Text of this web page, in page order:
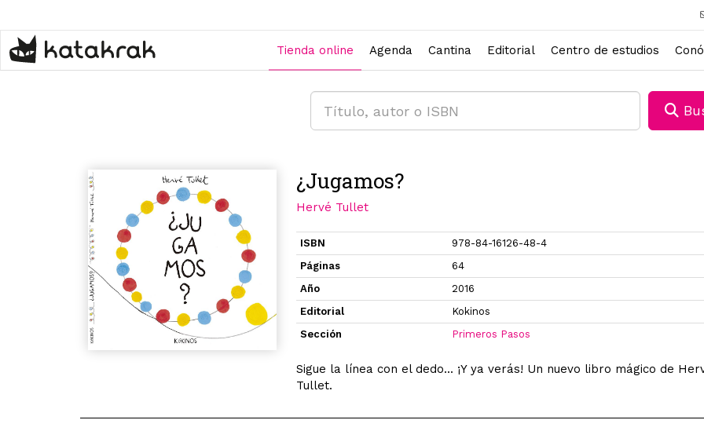
contenido
principal
Tienda online Agenda Cantina Editorial Centro de estudios
¿Jugamos?
Hervé Tullet
ISBN
978-84-16126-48-4
Páginas
64
Año
2016
Editorial
Kokinos
Sección
Primeros Pasos
Sigue la línea con el dedo... ¡Y ya verás! Un nuevo libro mágico de
Tullet.